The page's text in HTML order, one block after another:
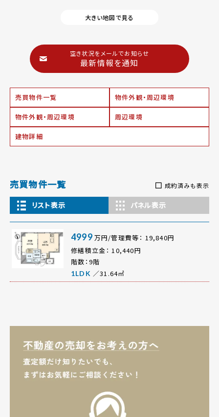
大きい地図で見る
空き状況をメールでお知らせ
最新情報を通知
売買物件一覧 物件外観・周辺環境
物件外観・周辺環境 周辺環境
建物詳細
売買物件一覧 成約済みも表示
リスト表示 パネル表示
4999 万円/管理費等： 19,840円
修繕積立金： 10,440円
階数：9階
1LDK ／31.64㎡